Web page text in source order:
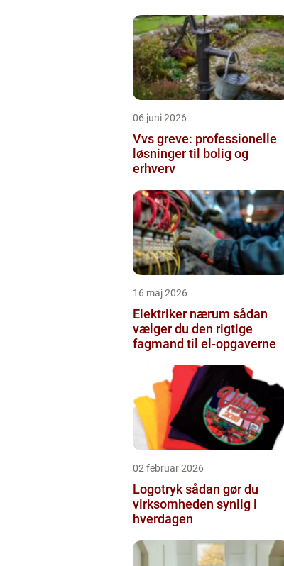
06 juni 2026
Vvs greve: professionelle
løsninger til bolig og
erhverv
16 maj 2026
Elektriker nærum sådan
vælger du den rigtige
fagmand til el-opgaverne
02 februar 2026
Logotryk sådan gør du
virksomheden synlig i
hverdagen